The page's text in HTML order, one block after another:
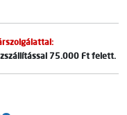
75.000 Ft felett.